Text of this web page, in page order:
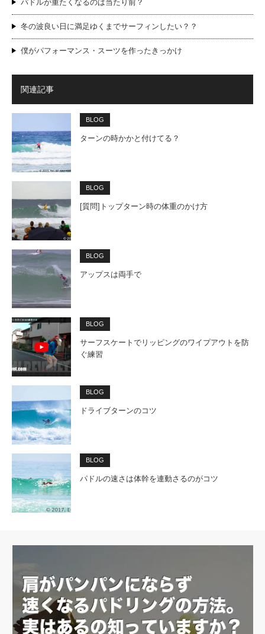
パドルが重たくなるのは当たり前？
冬の波良い日に満足ゆくまでサーフィンしたい？？
僕がパフォーマンス・スーツを作ったきっかけ
関連記事
BLOG
ターンの時かかと付けてる？
BLOG
[質問]トップターン時の体重のかけ方
BLOG
アップスは両手で
BLOG
サーフスケートでリッピングのワイプアウトを防
ぐ練習
BLOG
ドライブターンのコツ
BLOG
パドルの速さは体幹を連動さるのがコツ